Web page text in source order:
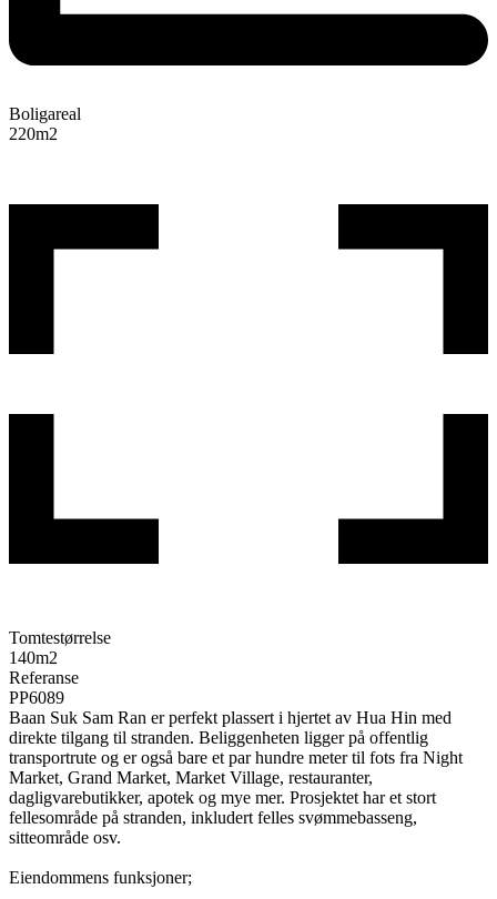
Boligareal
220m2
Tomtestørrelse
140m2
Referanse
PP6089
Baan Suk Sam Ran er perfekt plassert i hjertet av Hua Hin med
direkte tilgang til stranden. Beliggenheten ligger på offentlig
transportrute og er også bare et par hundre meter til fots fra Night
Market, Grand Market, Market Village, restauranter,
dagligvarebutikker, apotek og mye mer. Prosjektet har et stort
fellesområde på stranden, inkludert felles svømmebasseng,
sitteområde osv.
Eiendommens funksjoner;